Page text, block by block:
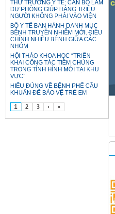
THỨ TRƯỞNG Y TẾ: CÁN BỘ LÀM
DỰ PHÒNG GIÚP HÀNG TRIỆU
NGƯỜI KHÔNG PHẢI VÀO VIỆN
BỘ Y TẾ BAN HÀNH DANH MỤC
BỆNH TRUYỀN NHIỄM MỚI, ĐIỀU
CHỈNH NHIỀU BỆNH GIỮA CÁC
NHÓM
HỘI THẢO KHOA HỌC “TRIỂN
KHAI CÔNG TÁC TIÊM CHỦNG
TRONG TÌNH HÌNH MỚI TẠI KHU
VỰC”
HIỂU ĐÚNG VỀ BỆNH PHẾ CẦU
KHUẨN ĐỂ BẢO VỆ TRẺ EM
1 2 3 › »